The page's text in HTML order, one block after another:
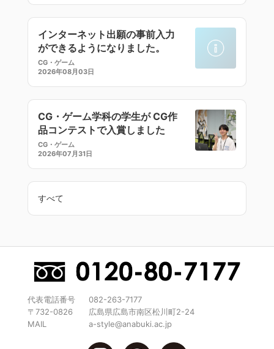
インターネット出願の事前入力
ができるようになりました。
CG・ゲーム
2026年08月03日
CG・ゲーム学科の学生が CG作
品コンテストで入賞しました
CG・ゲーム
2026年07月31日
すべて
代表電話番号
082-263-7177
〒732-0826
広島県広島市南区松川町2-24
MAIL
a-style@anabuki.ac.jp